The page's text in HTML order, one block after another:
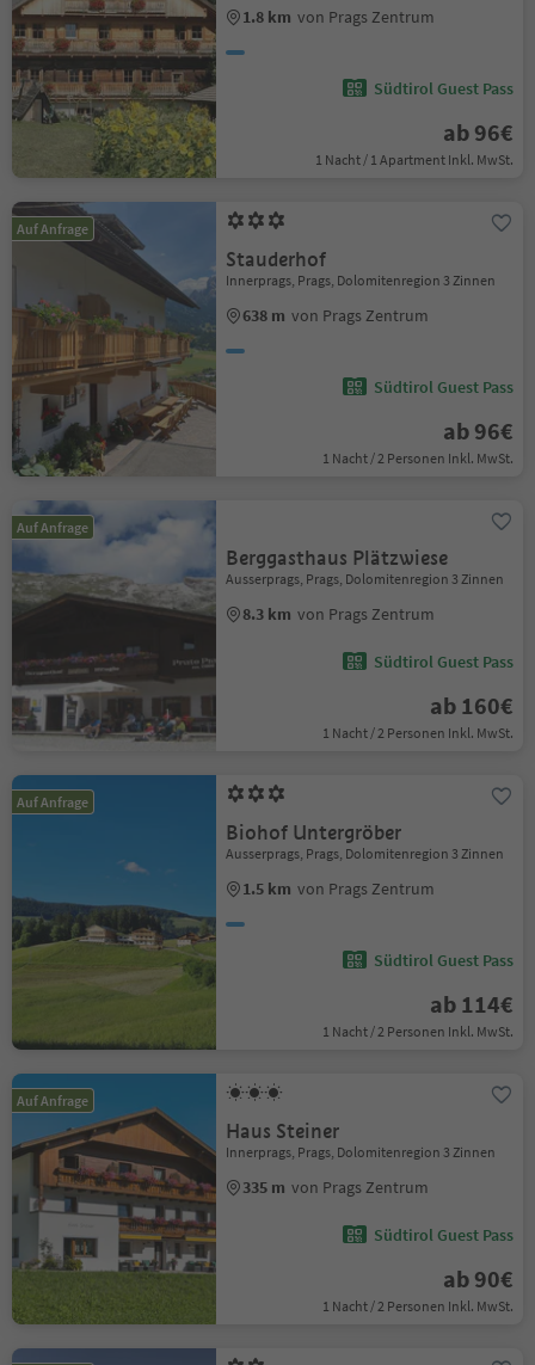
1.8 km von Prags Zentrum
Südtirol Guest Pass
ab 96€
1 Nacht / 1 Apartment Inkl. MwSt.
Auf Anfrage
Stauderhof
Innerprags, Prags, Dolomitenregion 3 Zinnen
638 m von Prags Zentrum
Südtirol Guest Pass
ab 96€
1 Nacht / 2 Personen Inkl. MwSt.
Auf Anfrage
Berggasthaus Plätzwiese
Ausserprags, Prags, Dolomitenregion 3 Zinnen
8.3 km von Prags Zentrum
Südtirol Guest Pass
ab 160€
1 Nacht / 2 Personen Inkl. MwSt.
Auf Anfrage
Biohof Untergröber
Ausserprags, Prags, Dolomitenregion 3 Zinnen
1.5 km von Prags Zentrum
Südtirol Guest Pass
ab 114€
1 Nacht / 2 Personen Inkl. MwSt.
Auf Anfrage
Haus Steiner
Innerprags, Prags, Dolomitenregion 3 Zinnen
335 m von Prags Zentrum
Südtirol Guest Pass
ab 90€
1 Nacht / 2 Personen Inkl. MwSt.